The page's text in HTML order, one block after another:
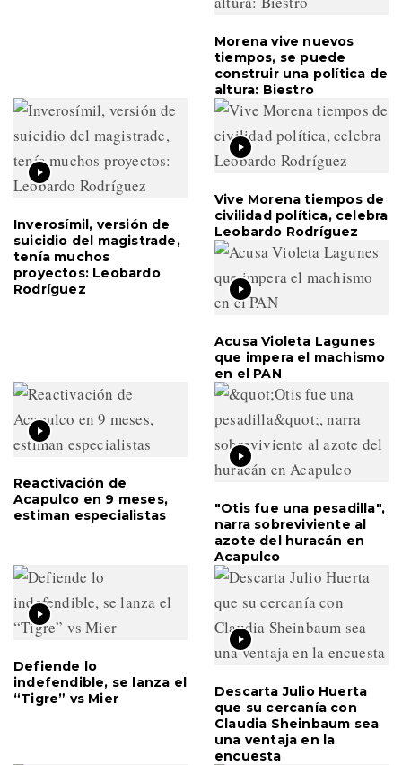
Morena vive nuevos
tiempos, se puede
construir una política de
altura: Biestro
Inverosímil, versión de
suicidio del magistrade,
tenía muchos
proyectos: Leobardo
Rodríguez
Vive Morena tiempos de
civilidad política, celebra
Leobardo Rodríguez
Acusa Violeta Lagunes
que impera el machismo
en el PAN
Reactivación de
Acapulco en 9 meses,
estiman especialistas
"Otis fue una pesadilla",
narra sobreviviente al
azote del huracán en
Acapulco
Defiende lo
indefendible, se lanza el
“Tigre” vs Mier
Descarta Julio Huerta
que su cercanía con
Claudia Sheinbaum sea
una ventaja en la
encuesta